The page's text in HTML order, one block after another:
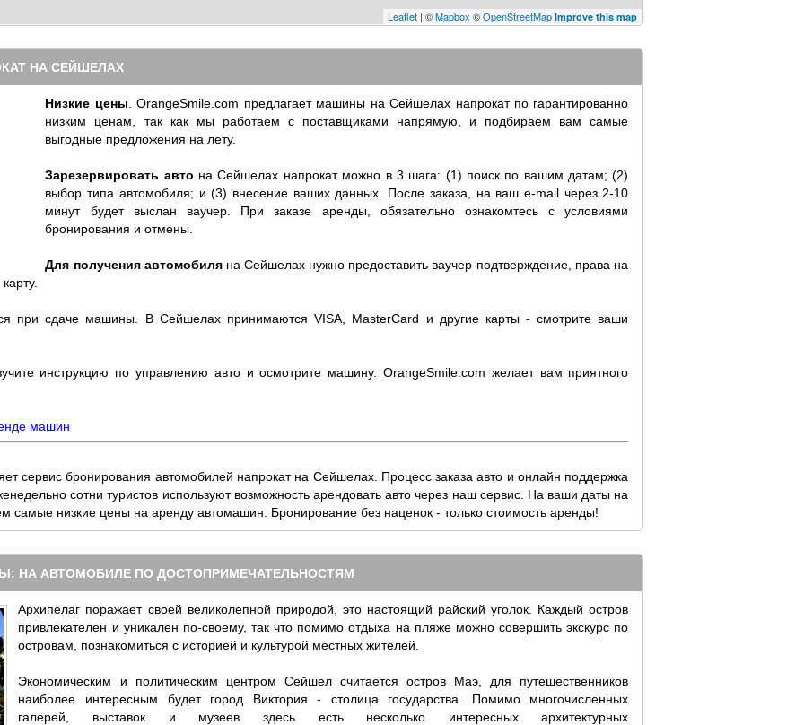
Leaflet | ©Mapbox ©OpenStreetMap Improve this map
НА СЕЙШЕЛАХ
Низкие цены . OrangeSmile.com предлагает машины на Сейшелах напрокат по гарантированно
низким ценам, так как мы работаем с поставщиками напрямую, и подбираем вам самые
выгодные предложения на лету.
Зарезервировать авто на Сейшелах напрокат можно в 3 шага: (1) поиск по вашим датам; (2)
выбор типа автомобиля; и (3) внесение ваших данных. После заказа, на ваш e-mail через 2-10
минут будет выслан ваучер. При заказе аренды, обязательно ознакомтесь с условиями
бронирования и отмены.
Для получения автомобиляна Сейшелах нужно предоставить ваучер-подтверждение, права на
при сдаче машины. В Сейшелах принимаются VISA, MasterCard и другие карты - смотрите ваши
инструкцию по управлению авто и осмотрите машину. OrangeSmile.com желает вам приятного
машин
сервис бронирования автомобилей напрокат на Сейшелах. Процесс заказа авто и онлайн поддержка
сотни туристов используют возможность арендовать авто через наш сервис. На ваши даты на
самые низкие цены на аренду автомашин. Бронирование без наценок - только стоимость аренды!
НА АВТОМОБИЛЕ ПО ДОСТОПРИМЕЧАТЕЛЬНОСТЯМ
Архипелаг поражает своей великолепной природой, это настоящий райский уголок. Каждый остров
привлекателен и уникален по-своему, так что помимо отдыха на пляже можно совершить экскурс по
островам, познакомиться с историей и культурой местных жителей.
Экономическим и политическим центром Сейшел считается остров Маэ, для путешественников
наиболее интересным будет город Виктория - столица государства. Помимо многочисленных
галерей, выставок и музеев здесь есть несколько интересных архитектурных